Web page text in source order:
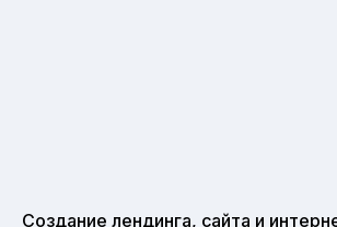
Создание лендинга, сайта и